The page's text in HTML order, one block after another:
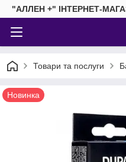
"АЛЛЕН +" ІНТЕРНЕТ-
Товари та послуги
Новинка